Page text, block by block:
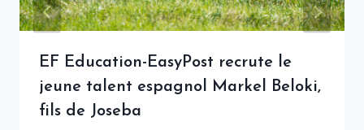
EF Education-EasyPost recrute le
jeune talent espagnol Markel Beloki,
fils de Joseba